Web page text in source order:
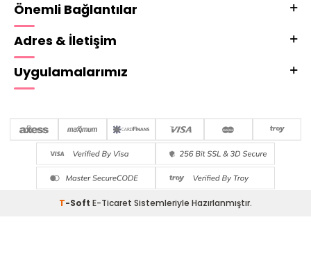
Önemli Bağlantılar
Adres & İletişim
Uygulamalarımız
T-Soft E-Ticaret Sistemleriyle Hazırlanmıştır.